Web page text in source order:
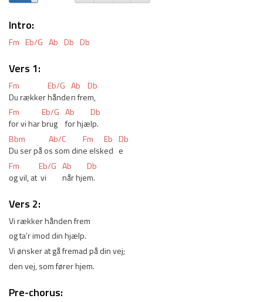
Intro:
Fm Eb/G Ab Db Db
Vers 1:
Fm Eb/G Ab
Db
Du rækker hånden frem,
Fm
Eb/G Ab
Db
for vi har brug for hjælp.
Bbm
Ab/C Fm Eb Db
Du ser på os som dine elsked e
Fm
Eb/G Ab
Db
og vil, at vi når hjem.
Vers 2:
Vi rækker hånden frem
og ta’r imod din hjælp.
Vi ønsker at gå fremad på din vej;
den vej, som fører hjem.
Pre-chorus: